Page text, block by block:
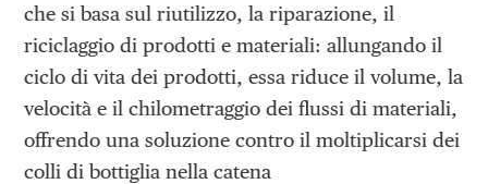
che si basa sul riutilizzo, la riparazione, il
riciclaggio di prodotti e materiali: allungando il
ciclo di vita dei prodotti, essa riduce il volume, la
velocità e il chilometraggio dei flussi di materiali,
offrendo una soluzione contro il moltiplicarsi dei
colli di bottiglia nella catena